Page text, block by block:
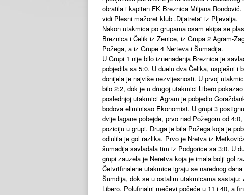
obratila i kapiten FK Breznica Miljana
vidi Plesni mažoret klub „Dijatreta“ iz Pljevalja.
Nakon utakmica po grupama osam ekipa se
Breznica i Čelik iz Zenice, iz Grupa 2 Agram-
Požega, a iz Grupe 4 Nerteva i Šumadija.
U Grupi 1 nije bilo iznenađenja Breznica je
pobjedila sa 5:0. U duelu dva Čelika, uspješni
donijela je najviše nezvijesnosti. U prvoj
bilo 2:2, dok je u drugoj utakmici Libero
poslednjoj utakmici Agram je pobjedio
bodova eliminisao Ekonomist. U grupi 3
dvije lagane pobejde, prvo nad Požegom od
poziciju u grupi. Druga je bila Požega koja je
odlulila je gol razlika. Prvo je Nretva iz
šumadija savladala tim iz Podgorice sa 3:0. U
grupi zauzela je Neretva koja je imala bolji gol
Četvrtfinalene utakmice igraju se narednog
Šumdija, dok se u ostalim utakmicama
Libero. Polufinalni mečevi počeće u 11 i 40, a